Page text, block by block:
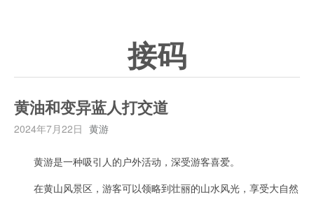
接码
黄油和变异蓝人打交道
2024年7月22日 黄游
黄游是一种吸引人的户外活动，深受游客喜爱。
在黄山风景区，游客可以领略到壮丽的山水风光，享受大自然